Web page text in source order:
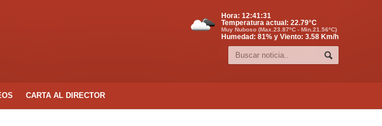
Hora: 12:41:32
Temperatura actual: 22.79°C
Muy Nuboso (Max.23.87ºC - Min.21.56ºC)
Humedad: 81% y Viento: 3.58 Km/h
CARTA AL DIRECTOR